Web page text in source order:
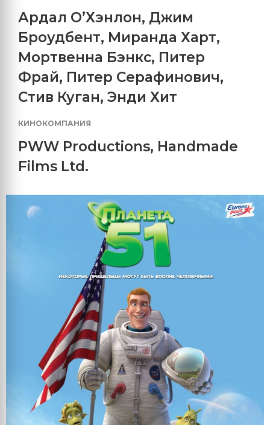
Ардал О’Хэнлон, Джим
Броудбент, Миранда Харт,
Мортвенна Бэнкс, Питер
Фрай, Питер Серафинович,
Стив Куган, Энди Хит
КИНОКОМПАНИЯ
PWW Productions, Handmade
Films Ltd.